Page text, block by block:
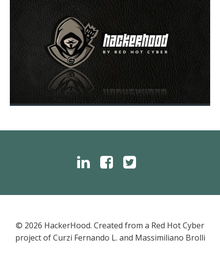
© 2026 HackerHood. Created from a Red Hot Cyber
project of ​​Curzi Fernando L. and Massimiliano Brolli